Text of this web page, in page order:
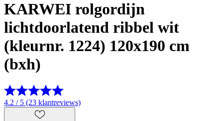
KARWEI rolgordijn
lichtdoorlatend ribbel wit
(kleurnr. 1224) 120x190 cm
(bxh)
4.2 / 5 (23 klantreviews)